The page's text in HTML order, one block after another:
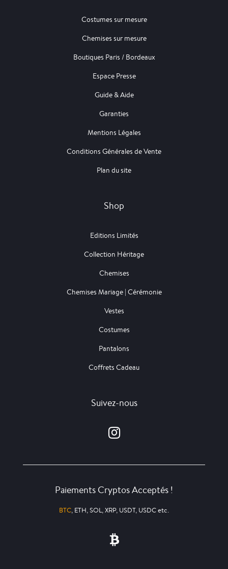
Costumes sur mesure
Chemises sur mesure
Boutiques Paris / Bordeaux
Espace Presse
Guide & Aide
Garanties
Mentions Légales
Conditions Générales de Vente
Plan du site
Shop
Editions Limités
Collection Héritage
Chemises
Chemises Mariage | Cérémonie
Vestes
Costumes
Pantalons
Coffrets Cadeau
Suivez-nous
Paiements Cryptos Acceptés !
BTC, ETH, SOL, XRP, USDT, USDC etc.